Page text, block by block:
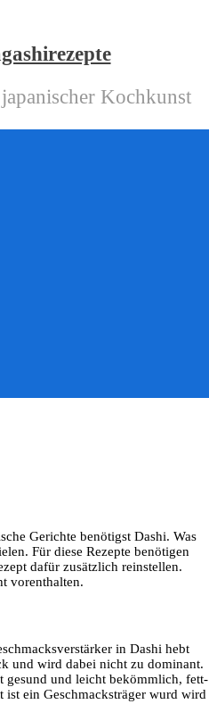
Kochkunst
Gerichte benötigst Dashi. Was
Für diese Rezepte benötigen
dafür zusätzlich reinstellen.
vorenthalten.
in Dashi hebt
und wird dabei nicht zu dominant.
gesund und leicht bekömmlich, fett-
ist ein Geschmacksträger wurd wird